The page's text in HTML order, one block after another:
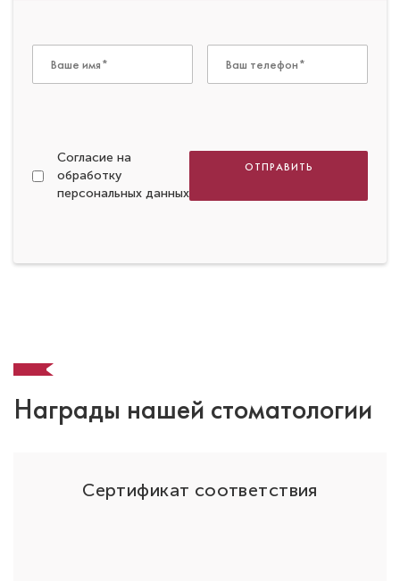
Согласие на
обработку
персональных данных
ОТПРАВИТЬ
Награды нашей стоматологии
Сертификат соответствия